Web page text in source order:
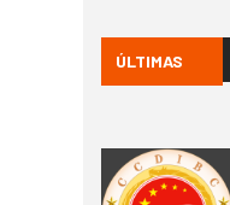
ÚLTIMAS